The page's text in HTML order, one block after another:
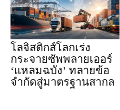
โลจิสติกส์โลกเร่ง
กระจายซัพพลายเออร์
‘แหลมฉบัง’ ทลายข้อ
จำกัดสู่มาตรฐานสากล